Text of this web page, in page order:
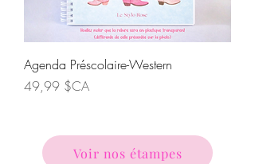
Agenda Préscolaire-Western
Prix
49,99 $CA
Voir nos étampes